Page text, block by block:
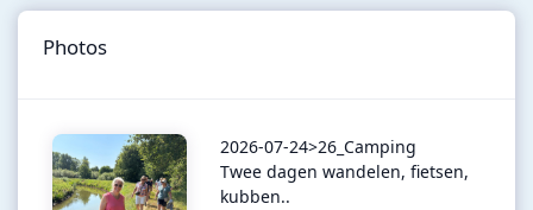
Photos
2026-07-24>26_Camping
Twee dagen wandelen, fietsen,
kubben..